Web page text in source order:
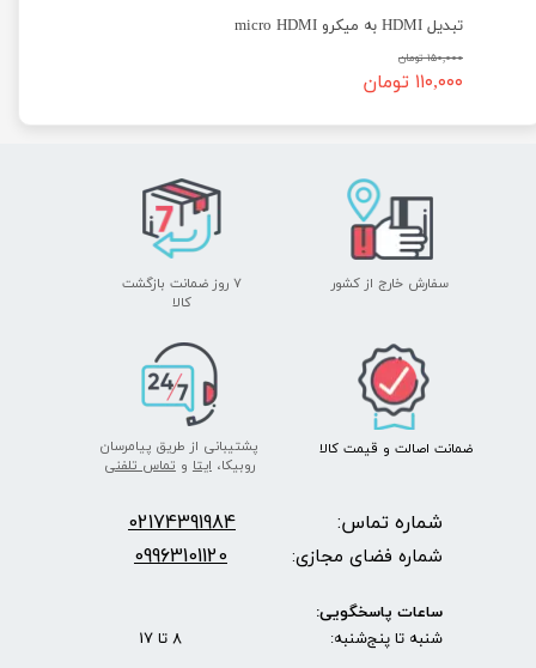
تبدیل HDMI به میکرو micro HDMI
۱۵۰,۰۰۰ تومان
۱۱۰,۰۰۰ تومان
پشتیبانی از طریق پیامرسان
روبیکا،ایتا وتماس تلفنی
سفارش خارج از کشور
۷ روز ضمانت بازگشت
​​​​​​​کالا
ضمانت اصالت و قیمت​​​​​​​ کالا ​​​​​​​
شماره تماس: 02174391984
شماره فضای مجازی: 09963101120
ساعات پاسخگویی:
شنبه تا پنج‌شنبه: 8 تا 17